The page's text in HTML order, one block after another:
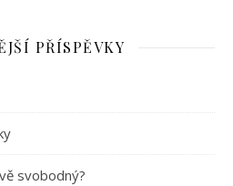
PŘÍSPĚVKY
svobodný?